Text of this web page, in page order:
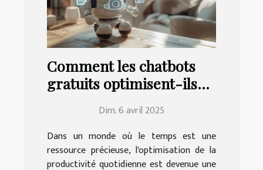
Comment les chatbots
gratuits optimisent-ils
quotidienne ?
Dim. 6 avril 2025
Dans un monde où le temps est une
ressource précieuse, l'optimisation de la
productivité quotidienne est devenue une